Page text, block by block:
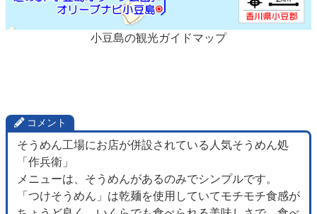
小豆島の観光ガイドマップ
コメント
そうめん工場にお店が併設されている人気そうめん処
「作兵衛」
メニューは、そうめんがあるのみでシンプルです。
「つけそうめん」は乾麺を使用していてモチモチ食感が